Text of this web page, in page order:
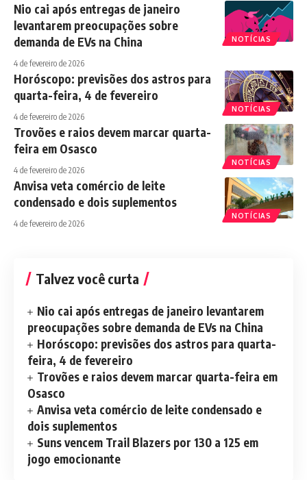
NOTÍCIAS
Nio cai após entregas de janeiro
levantarem preocupações sobre
demanda de EVs na China
4 de fevereiro de 2026
NOTÍCIAS
Horóscopo: previsões dos astros para
quarta-feira, 4 de fevereiro
4 de fevereiro de 2026
NOTÍCIAS
Trovões e raios devem marcar quarta-
feira em Osasco
4 de fevereiro de 2026
NOTÍCIAS
Anvisa veta comércio de leite
condensado e dois suplementos
4 de fevereiro de 2026
Talvez você curta
Nio cai após entregas de janeiro levantarem
preocupações sobre demanda de EVs na China
Horóscopo: previsões dos astros para quarta-
feira, 4 de fevereiro
Trovões e raios devem marcar quarta-feira em
Osasco
Anvisa veta comércio de leite condensado e
dois suplementos
Suns vencem Trail Blazers por 130 a 125 em
jogo emocionante